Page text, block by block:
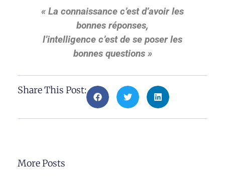
« La connaissance c’est d’avoir les
bonnes réponses,
l’intelligence c’est de se poser les
bonnes questions »
Share This Post:
More Posts